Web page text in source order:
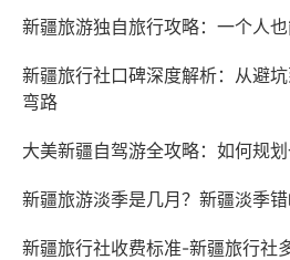
新疆旅游独自旅行攻略：一个人
新疆旅行社口碑深度解析：从避
弯路
大美新疆自驾游全攻略：如何规
新疆旅游淡季是几月？新疆淡季
新疆旅行社收费标准-新疆旅行社